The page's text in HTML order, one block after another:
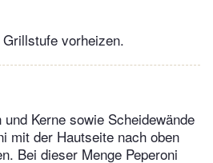
vorheizen.
Kerne sowie Scheidewände
mit der Hautseite nach oben
Bei dieser Menge Peperoni